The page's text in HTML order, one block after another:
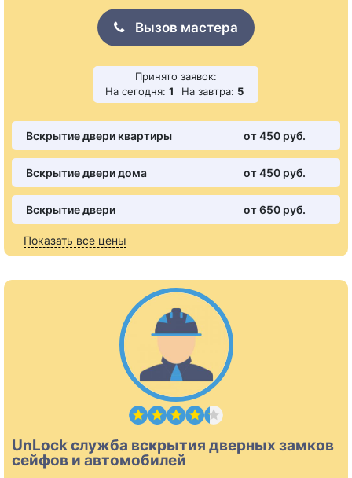
Вызов мастера
Принято заявок:
На сегодня: 1 На завтра: 5
Вскрытие двери квартиры от 450 pуб.
Вскрытие двери дома от 450 pуб.
Вскрытие двери от 650 pуб.
Показать все цены
UnLock служба вскрытия дверных замков
сейфов и автомобилей